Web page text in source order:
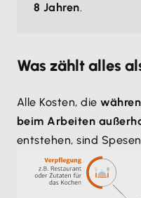
8 Jahren.
Was zählt alles
Alle Kosten, die
beim Arbeiten
entstehen, sind